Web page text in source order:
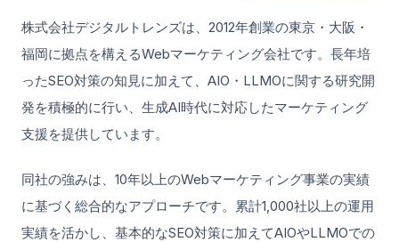
株式会社デジタルトレンズは、2012年創業の東京・大阪・
福岡に拠点を構えるWebマーケティング会社です。長年培
ったSEO対策の知見に加えて、AIO・LLMOに関する研究開
発を積極的に行い、生成AI時代に対応したマーケティング
支援を提供しています。
同社の強みは、10年以上のWebマーケティング事業の実績
に基づく総合的なアプローチです。累計1,000社以上の運用
実績を活かし、基本的なSEO対策に加えてAIOやLLMOでの